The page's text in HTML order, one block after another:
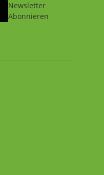
Newsletter
Abonnieren